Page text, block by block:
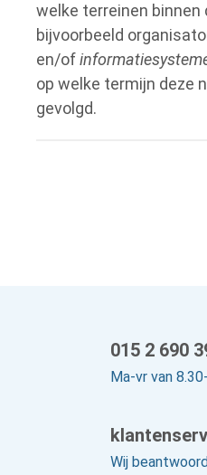
welke terreinen binnen
bijvoorbeeld
en/of
op welke termijn deze
gevolgd.
015 2 690
Ma-vr van
Wij